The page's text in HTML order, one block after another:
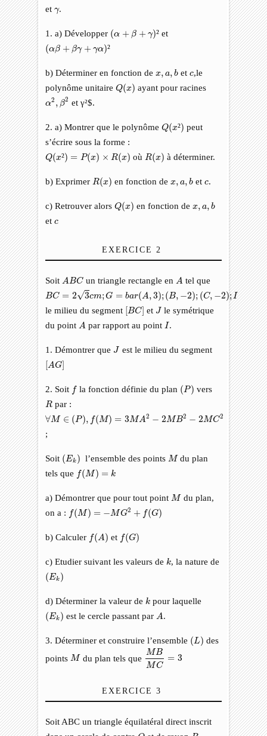
etγ
γ.
1. a) Développer (α + β + γ)²
( +γ et
(αβ + βγ + γα)²
( β+ +
b) Déterminer en fonction dex, a, bet c
c,le
polynôme unitaireQ(x)
Q( ) ayant pour racines
α2 , β2
2 2
et γ²$.
2. a) Montrer que le polynômeQ(x²)
Q( ²) peut
s’écrire sous la forme :
Q(x²) = P(x) × R(x)
Q( ²)= x)× R où R(x)
R(x ) à déterminer.
b) Exprimer R(x)
R(x ) en fonction dex, a, bet c
c.
c) Retrouver alorsQ(x)
Q( ) en fonction dex, a, b
etc
c
EXERCICE 2
Soit A BC
A BC un triangle rectangle en A
A tel que
BC = 2√3cm; G = bar(A ,3); (B, −2); (C, −2);I
m;G B ) C
le milieu du segment [BC]
[BC] et J
J le symétrique
du point A
A par rapport au point II .
1. Démontrer que J
J est le milieu du segment
[AG]
[ A G]
2. Soit f
f la fonction définie du plan (P)
( P) vers
R
R par :
∀M ∈ (P), f( M) = 3 M A2 − 2 M B2 − 2 MC2
∀M∈ P),f M) = 3M A2 − 2 MB −2MC2
;
Soit (Ek )
( Ek ) l’ensemble des points M
Mdu plan
tels que f(M) = k
f(M )=
a) Démontrer que pour tout point M
Mdu plan,
on a : f(M) = −MG2 + f(G)
f(M )= G2 +f(G
b) Calculer f(A )
f(A) et f(G)
f(G)
c) Etudier suivant les valeurs de k
k , la nature de
(Ek )
( Ek )
d) Déterminer la valeur de k
k pour laquelle
(Ek )
( Ek ) est le cercle passant par A
A.
3. Déterminer et construire l’ensemble (L)
( L ) des
pointsM
Mdu plan tels que
MB
MC
= 3
M BM
EXERCICE 3
Soit ABC un triangle équilatéral direct inscrit
O R